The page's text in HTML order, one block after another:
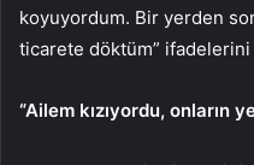
koyuyordum. Bir yerden
ticarete döktüm” ifadelerini
“Ailem kızıyordu, onların